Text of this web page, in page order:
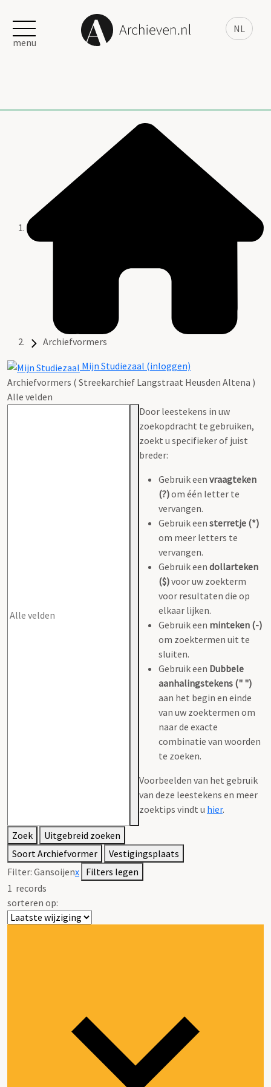
NL
menu
Archiefvormers
Mijn Studiezaal (inloggen)
Archiefvormers ( Streekarchief Langstraat Heusden Altena )
Alle velden
Door leestekens in uw
zoekopdracht te gebruiken,
zoekt u specifieker of juist
breder:
Gebruik een vraagteken
(?)om één letter te
vervangen.
Gebruik een sterretje (*)
om meer letters te
vervangen.
Gebruik een dollarteken
($)voor uw zoekterm
voor resultaten die op
elkaar lijken.
Gebruik een minteken (-)
om zoektermen uit te
sluiten.
Gebruik een Dubbele
aanhalingstekens (" ")
aan het begin en einde
van uw zoektermen om
naar de exacte
combinatie van woorden
te zoeken.
Voorbeelden van het gebruik
van deze leestekens en meer
zoektips vindt u hier.
Zoek
Uitgebreid zoeken
Soort Archiefvormer
Vestigingsplaats
Filter: Gansoijenx Filters legen
1 records
sorteren op: